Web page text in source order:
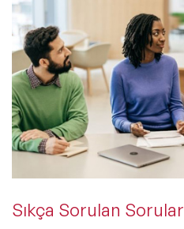
Sıkça Sorulan Sorular